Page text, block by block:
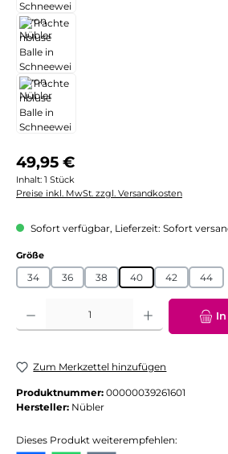
Regulärer Preis:
49,95 €
Inhalt: 1 Stück
Preise inkl. MwSt. zzgl. Versandkosten
Sofort verfügbar, Lieferzeit: Sofort
Größeauswählen
34 36 38 40 42 44
Produkt Anzahl: Gib den gewünschten Wert
Zum Merkzettel hinzufügen
Produktnummer: 00000039261601
Hersteller: Nübler
Dieses Produkt weiterempfehlen: